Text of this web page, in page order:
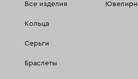
Все изделия
Кольца
Серьги
Браслеты